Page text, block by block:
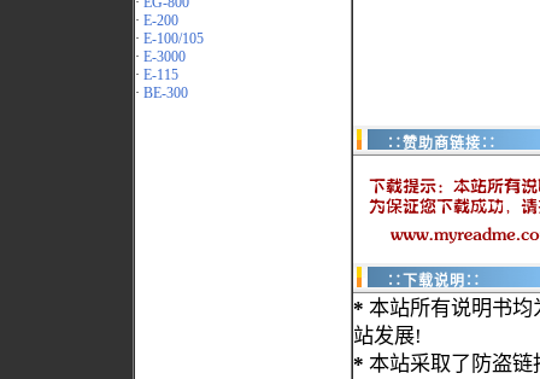
· E-200
· E-100/105
· E-3000
· E-115
· BE-300
∷赞助商链接∷
∷下载说明∷
* 本站所有说明书均
站发展!
* 本站采取了防盗链